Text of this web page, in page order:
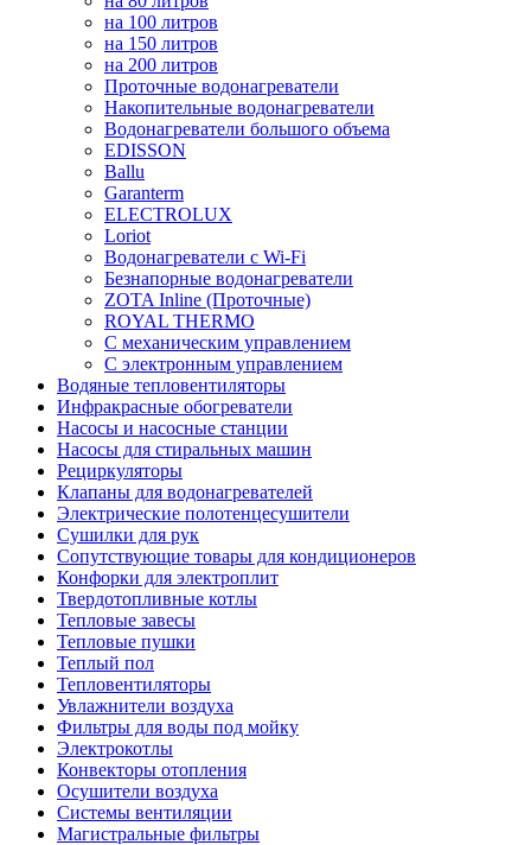
на 100 литров
на 150 литров
на 200 литров
Проточные водонагреватели
Накопительные водонагреватели
Водонагреватели большого объема
EDISSON
Ballu
Garanterm
ELECTROLUX
Loriot
Водонагреватели с Wi-Fi
Безнапорные водонагреватели
ZOTA Inline (Проточные)
ROYAL THERMO
С механическим управлением
С электронным управлением
Водяные тепловентиляторы
Инфракрасные обогреватели
Насосы и насосные станции
Насосы для стиральных машин
Рециркуляторы
Клапаны для водонагревателей
Электрические полотенцесушители
Сушилки для рук
Сопутствующие товары для кондиционеров
Конфорки для электроплит
Твердотопливные котлы
Тепловые завесы
Тепловые пушки
Теплый пол
Тепловентиляторы
Увлажнители воздуха
Фильтры для воды под мойку
Электрокотлы
Конвекторы отопления
Осушители воздуха
Системы вентиляции
Магистральные фильтры